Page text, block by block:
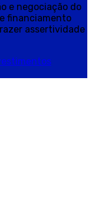
e negociação do
financiamento
assertividade